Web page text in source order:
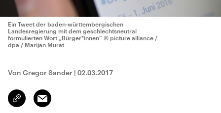
Ein Tweet der baden-württembergischen
Landesregierung mit dem geschlechtsneutral
formulierten Wort „Bürger*innen“ © picture alliance /
dpa / Marijan Murat
Von Gregor Sander | 02.03.2017
Link
kopieren/teilen
Email